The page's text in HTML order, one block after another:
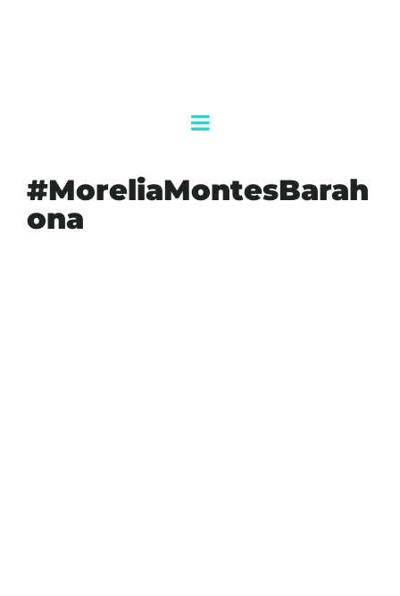
#MoreliaMontesBarah
ona